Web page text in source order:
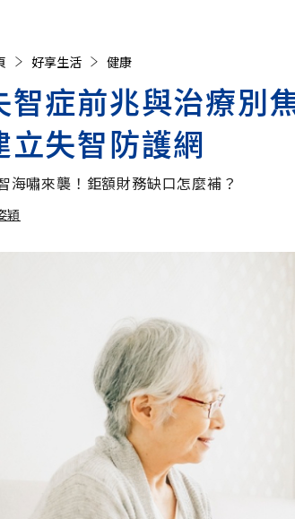
好享生活 健康
智症前兆與治療別
立失智防護網
海嘯來襲！鉅額財務缺口怎麼補？
穎